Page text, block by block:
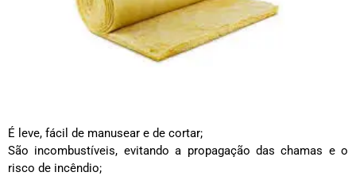
É leve, fácil de manusear e de cortar;
São incombustíveis, evitando a propagação das chamas e o
risco de incêndio;